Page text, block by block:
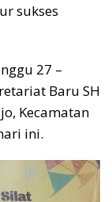
sukses
27 –
Baru SH
Kecamatan
ini.